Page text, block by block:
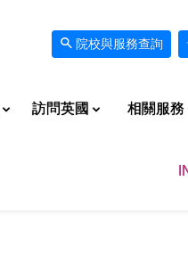
院校與服務查詢
訪問英國 相關服務